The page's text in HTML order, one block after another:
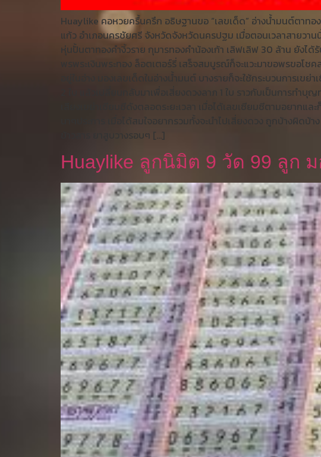
Huaylike คอหวยครื้นครึก อธิษฐานขอ “เลขเด็ด” อ่างน้ำมนต์ตาท
แก้ว อำเภอนครชัยศรี จังหวัดจังหวัดนครปฐม เมื่อตอนเวลาสายว
หุ่นปั้นตาทองคำงิ้วราย กุมารทองคำน้องเก้า เลิฟเลิฟ 30 ล้าน ยังไ
พรพระเงินพระทอง ล็อตเตอร์รี่ เสร็จสมบูรณ์ก็จะแวะมาขอพรขอโ
อยู่ในอ่าง มองเลขเด็ดในอ่างน้ำมนต์ บางรายก็จะใช้กระบวนการเ
2 ใบ แล้วเปลี่ยนกลับมาเพื่อเสี่ยงดวงลาภ 1 ใบ ราวกับเป็นการท
เสียงเขย่าเซียมซีดังตลอดระยะเวลา เมื่อได้เลขเซียมซีตามอยาก
นาๆประการ เมื่อได้สมใจอยากรวมทั้งจะนำไปเสี่ยงดวง ถูกบ้างผิด
ข้าวสาร ยาสูบวางรอบๆ […]
Huaylike ลูกนิมิต 9 วัด 99 ลูก